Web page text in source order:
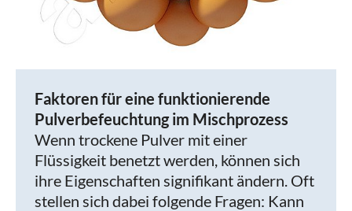
Faktoren für eine funktionierende
Pulverbefeuchtung im Mischprozess
Wenn trockene Pulver mit einer
Flüssigkeit benetzt werden, können sich
ihre Eigenschaften signifikant ändern. Oft
stellen sich dabei folgende Fragen: Kann